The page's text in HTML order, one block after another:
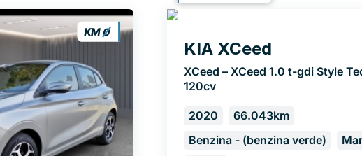
KIA XCeed
XCeed – XCeed 1.0 t-gdi Style
120cv
2020
66.043km
Benzina - (benzina verde)